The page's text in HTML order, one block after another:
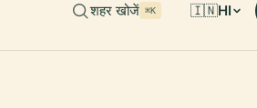
शहर खोजें ⌘K 🇮🇳HI